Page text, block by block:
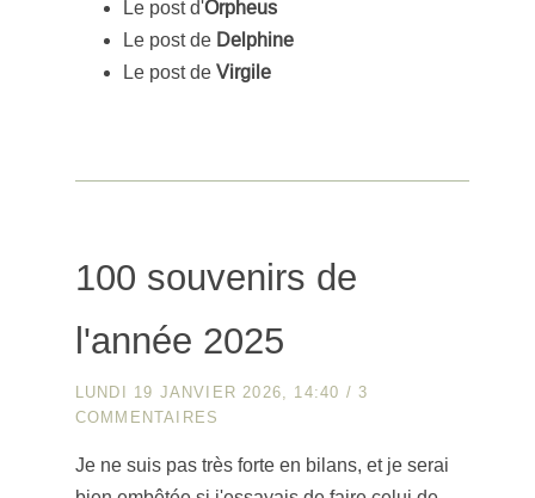
Le post d'Orpheus
Le post de Delphine
Le post de Virgile
100 souvenirs de
l'année 2025
LUNDI 19 JANVIER 2026, 14:40 / 3
COMMENTAIRES
Je ne suis pas très forte en bilans, et je serai